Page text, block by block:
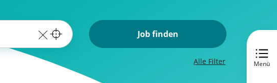
Job finden
Alle Filter Menü